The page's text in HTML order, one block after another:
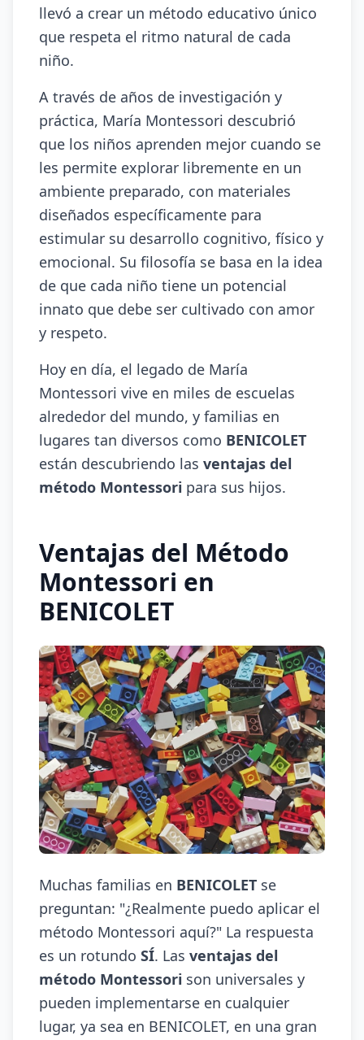
llevó a crear un método educativo único
que respeta el ritmo natural de cada
niño.
A través de años de investigación y
práctica, María Montessori descubrió
que los niños aprenden mejor cuando se
les permite explorar libremente en un
ambiente preparado, con materiales
diseñados específicamente para
estimular su desarrollo cognitivo, físico y
emocional. Su filosofía se basa en la idea
de que cada niño tiene un potencial
innato que debe ser cultivado con amor
y respeto.
Hoy en día, el legado de María
Montessori vive en miles de escuelas
alrededor del mundo, y familias en
lugares tan diversos como BENICOLET
están descubriendo las ventajas del
método Montessori para sus hijos.
Ventajas del Método
Montessori en
BENICOLET
Muchas familias en BENICOLET se
preguntan: "¿Realmente puedo aplicar el
método Montessori aquí?" La respuesta
es un rotundo SÍ. Las ventajas del
método Montessori son universales y
pueden implementarse en cualquier
lugar, ya sea en BENICOLET, en una gran